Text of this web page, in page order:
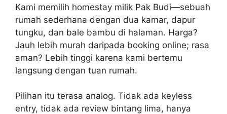
Kami memilih homestay milik Pak Budi—sebuah
rumah sederhana dengan dua kamar, dapur
tungku, dan bale bambu di halaman. Harga?
Jauh lebih murah daripada booking online; rasa
aman? Lebih tinggi karena kami bertemu
langsung dengan tuan rumah.
Pilihan itu terasa analog. Tidak ada keyless
entry, tidak ada review bintang lima, hanya